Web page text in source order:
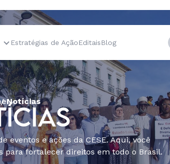
Estratégias de AçãoEditaisBlog
Notícias
eventos e ações da CESE. Aqui, você
fortalecer direitos em todo o Brasil.